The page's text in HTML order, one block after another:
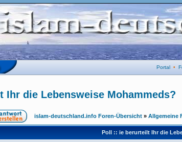
Portal •
Ihr die Lebensweise Mohammeds?
islam-deutschland.info Foren-Übersicht » Allgemeine
Poll :: ie berurteilt Ihr die